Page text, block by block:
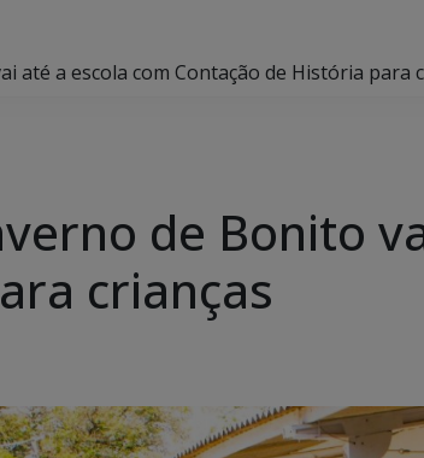
até a escola com Contação de História para
de Bonito
crianças